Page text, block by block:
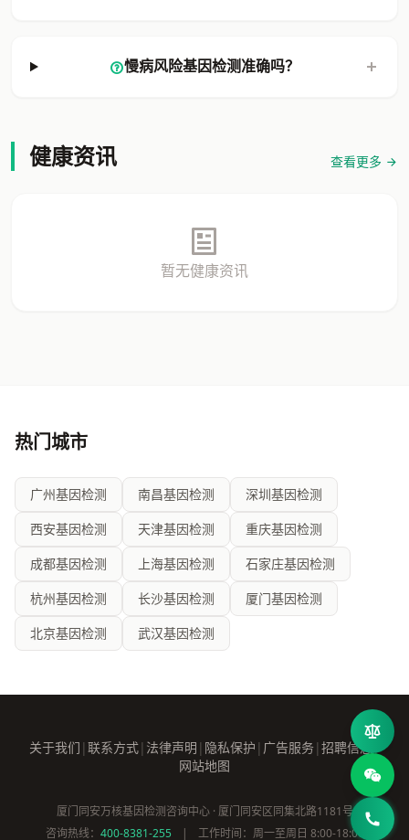
慢病风险基因检测准确吗？
健康资讯 查看更多
暂无健康资讯
热门城市
广州基因检测 南昌基因检测
深圳基因检测
西安基因检测
天津基因检测
重庆基因检测
成都基因检测
上海基因检测
石家庄基因检测
杭州基因检测
长沙基因检测
厦门基因检测
北京基因检测
武汉基因检测
关于我们 | 联系方式| 法律声明 | 隐私保护 | 广告服务| 招聘信息
|
网站地图
厦门同安万核基因检测咨询中心 · 厦门同安区同集北路1181号
咨询热线： 400-8381-255 | 工作时间：周一至周日 8:00-18:00